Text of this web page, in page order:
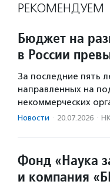
РЕКОМЕНДУЕМ
Бюджет на
в России
За последние пять
направленных на
некоммерческих
Новости · 20.07.2026 ·
Фонд «Наука
и компания